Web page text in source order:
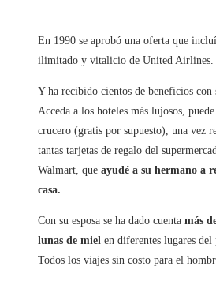
En 1990 se aprobó una oferta que
ilimitado y vitalicio de United Airlines.
Y ha recibido cientos de beneficios con
Acceda a los hoteles más lujosos,
crucero (gratis por supuesto), una vez
tantas tarjetas de regalo del
Walmart, que ayudé a su hermano a
casa.
Con su esposa se ha dado cuenta más
lunas de miel en diferentes lugares del
Todos los viajes sin costo para el